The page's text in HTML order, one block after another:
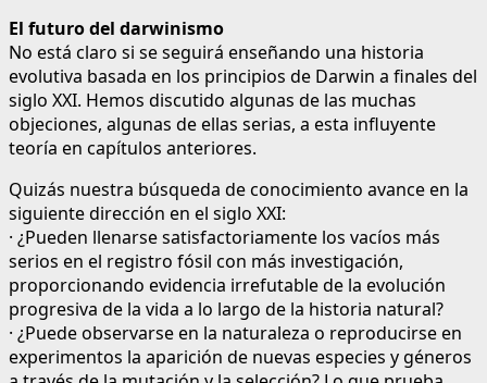
El futuro del darwinismo
No está claro si se seguirá enseñando una historia
evolutiva basada en los principios de Darwin a finales del
siglo XXI. Hemos discutido algunas de las muchas
objeciones, algunas de ellas serias, a esta influyente
teoría en capítulos anteriores.
Quizás nuestra búsqueda de conocimiento avance en la
siguiente dirección en el siglo XXI:
· ¿Pueden llenarse satisfactoriamente los vacíos más
serios en el registro fósil con más investigación,
proporcionando evidencia irrefutable de la evolución
progresiva de la vida a lo largo de la historia natural?
· ¿Puede observarse en la naturaleza o reproducirse en
experimentos la aparición de nuevas especies y géneros